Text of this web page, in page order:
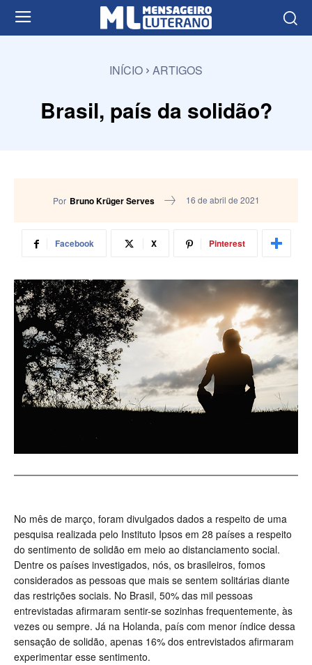
INÍCIO ARTIGOS
Brasil, país da solidão?
Por Bruno Krüger Serves 16 de abril de 2021
Facebook X Pinterest
No mês de março, foram divulgados dados a respeito de uma
pesquisa realizada pelo Instituto Ipsos em 28 países a respeito
do sentimento de solidão em meio ao distanciamento social.
Dentre os países investigados, nós, os brasileiros, fomos
considerados as pessoas que mais se sentem solitárias diante
das restrições sociais. No Brasil, 50% das mil pessoas
entrevistadas afirmaram sentir-se sozinhas frequentemente, às
vezes ou sempre. Já na Holanda, país com menor índice dessa
sensação de solidão, apenas 16% dos entrevistados afirmaram
experimentar esse sentimento.